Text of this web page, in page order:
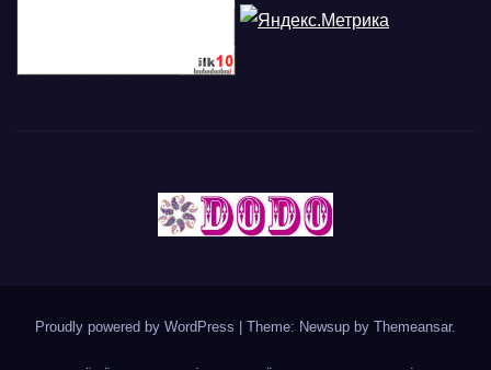
Proudly powered by WordPress Theme: Newsup by Themeansar.